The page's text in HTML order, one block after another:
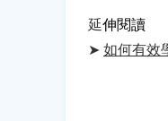
延伸閱讀
➤ 如何有效